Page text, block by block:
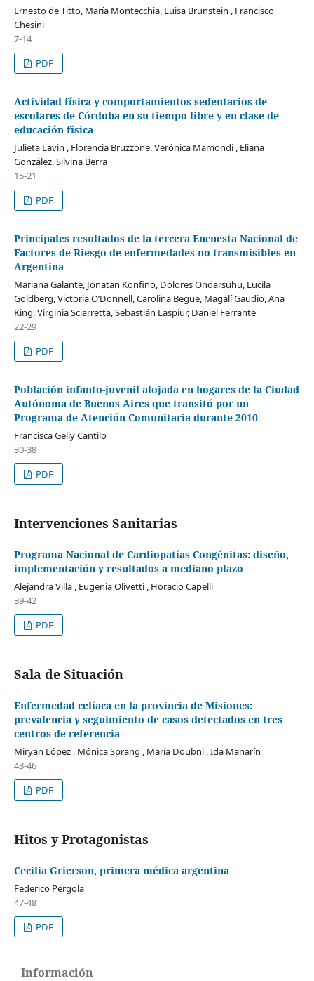
Ernesto de Titto, María Montecchia, Luisa Brunstein , Francisco
Chesini
7-14
PDF
Actividad física y comportamientos sedentarios de
escolares de Córdoba en su tiempo libre y en clase de
educación física
Julieta Lavin , Florencia Bruzzone, Verónica Mamondi , Eliana
González, Silvina Berra
15-21
PDF
Principales resultados de la tercera Encuesta Nacional de
Factores de Riesgo de enfermedades no transmisibles en
Argentina
Mariana Galante, Jonatan Konfino, Dolores Ondarsuhu, Lucila
Goldberg, Victoria O’Donnell, Carolina Begue, Magalí Gaudio, Ana
King, Virginia Sciarretta, Sebastián Laspiur, Daniel Ferrante
22-29
PDF
Población infanto-juvenil alojada en hogares de la Ciudad
Autónoma de Buenos Aires que transitó por un
Programa de Atención Comunitaria durante 2010
Francisca Gelly Cantilo
30-38
PDF
Intervenciones Sanitarias
Programa Nacional de Cardiopatías Congénitas: diseño,
implementación y resultados a mediano plazo
Alejandra Villa , Eugenia Olivetti , Horacio Capelli
39-42
PDF
Sala de Situación
Enfermedad celíaca en la provincia de Misiones:
prevalencia y seguimiento de casos detectados en tres
centros de referencia
Miryan López , Mónica Sprang , María Doubni , Ida Manarín
43-46
PDF
Hitos y Protagonistas
Cecilia Grierson, primera médica argentina
Federico Pérgola
47-48
PDF
Información